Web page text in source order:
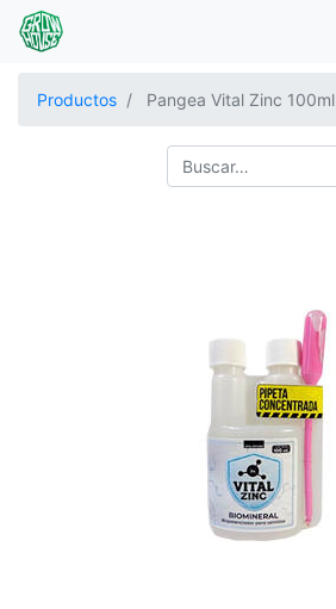
Productos Pangea Vital Zinc 100ml